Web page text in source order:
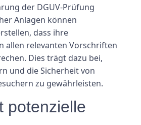
der DGUV-Prüfung
Anlagen können
dass ihre
allen relevanten Vorschriften
Dies trägt dazu bei,
und die Sicherheit von
zu gewährleisten.
potenzielle